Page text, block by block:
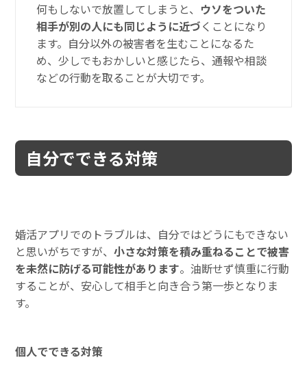
何もしないで放置してしまうと、 ウソをついた
相手が別の人にも同じように近づくことになり
ます。自分以外の被害者を生むことになるた
め、少しでもおかしいと感じたら、通報や相談
などの行動を取ることが大切です。
自分でできる対策
婚活アプリでのトラブルは、自分ではどうにもできない
と思いがちですが、小さな対策を積み重ねることで被害
を未然に防げる可能性があります。油断せず慎重に行動
することが、安心して相手と向き合う第一歩となりま
す。
個人でできる対策